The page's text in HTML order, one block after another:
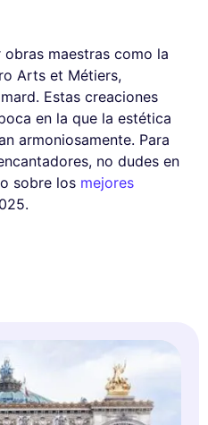
obras maestras como la
Arts et Métiers,
Estas creaciones
en la que la estética
armoniosamente. Para
no dudes en
sobre los mejores